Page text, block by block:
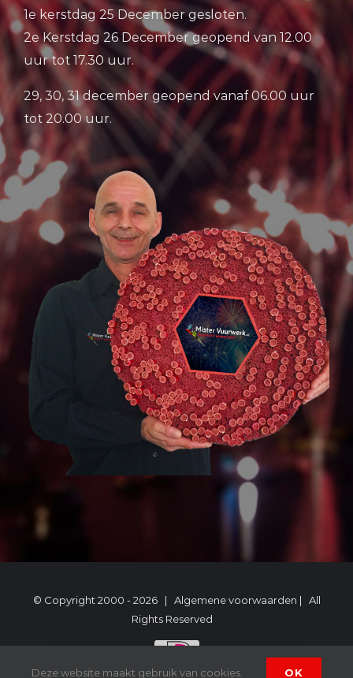
1e kerstdag 25 December gesloten.
2e Kerstdag 26 December geopend van 12.00
uur tot 17.30 uur.
29, 30, 31 december geopend vanaf 06.00 uur
tot 20.00 uur.
© Copyright 2000 -2026 | Algemene voorwaarden | All
Rights Reserved
Deze website maakt gebruik van cookies. OK